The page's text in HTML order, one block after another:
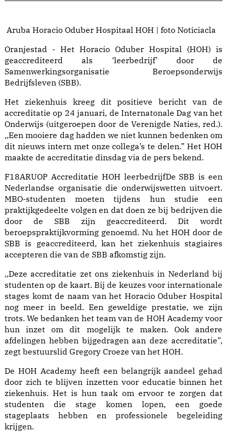
Aruba Horacio Oduber Hospitaal HOH | foto Noticiacla
Oranjestad - Het Horacio Oduber Hospital (HOH) is
geaccrediteerd als ‘leerbedrijf’ door de
Samenwerkingsorganisatie Beroepsonderwijs
Bedrijfsleven (SBB).
Het ziekenhuis kreeg dit positieve bericht van de
accreditatie op 24 januari, de Internatonale Dag van het
Onderwijs (uitgeroepen door de Verenigde Naties, red.).
,,Een mooiere dag hadden we niet kunnen bedenken om
dit nieuws intern met onze collega’s te delen.” Het HOH
maakte de accreditatie dinsdag via de pers bekend.
F18ARUOP Accreditatie HOH leerbedrijfDe SBB is een
Nederlandse organisatie die onderwijswetten uitvoert.
MBO-studenten moeten tijdens hun studie een
praktijkgedeelte volgen en dat doen ze bij bedrijven die
door de SBB zijn geaccrediteerd. Dit wordt
beroepspraktijkvorming genoemd. Nu het HOH door de
SBB is geaccrediteerd, kan het ziekenhuis stagiaires
accepteren die van de SBB afkomstig zijn.
,,Deze accreditatie zet ons ziekenhuis in Nederland bij
studenten op de kaart. Bij de keuzes voor internationale
stages komt de naam van het Horacio Oduber Hospital
nog meer in beeld. Een geweldige prestatie, we zijn
trots. We bedanken het team van de HOH Academy voor
hun inzet om dit mogelijk te maken. Ook andere
afdelingen hebben bijgedragen aan deze accreditatie”,
zegt bestuurslid Gregory Croeze van het HOH.
De HOH Academy heeft een belangrijk aandeel gehad
door zich te blijven inzetten voor educatie binnen het
ziekenhuis. Het is hun taak om ervoor te zorgen dat
studenten die stage komen lopen, een goede
stageplaats hebben en professionele begeleiding
krijgen.